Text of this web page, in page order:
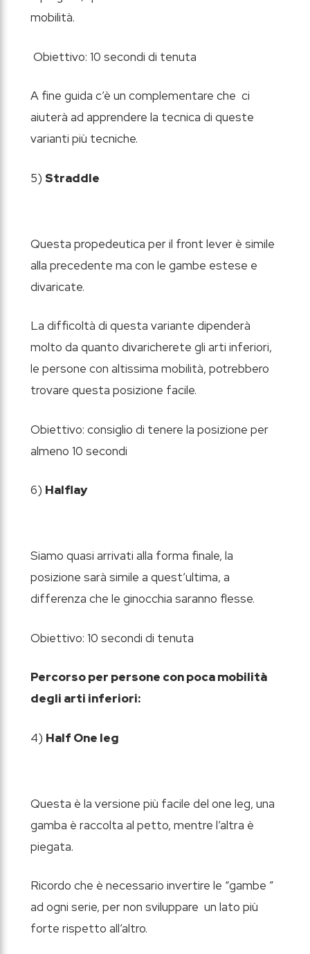
mobilità.
Obiettivo: 10 secondi di tenuta
A fine guida c’è un complementare che ci
aiuterà ad apprendere la tecnica di queste
varianti più tecniche.
5) Straddle
Questa propedeutica per il front lever è simile
alla precedente ma con le gambe estese e
divaricate.
La difficoltà di questa variante dipenderà
molto da quanto divaricherete gli arti inferiori,
le persone con altissima mobilità, potrebbero
trovare questa posizione facile.
Obiettivo: consiglio di tenere la posizione per
almeno 10 secondi
6) Halflay
Siamo quasi arrivati alla forma finale, la
posizione sarà simile a quest’ultima, a
differenza che le ginocchia saranno flesse.
Obiettivo: 10 secondi di tenuta
Percorso per persone con poca mobilità
degli arti inferiori:
4) Half One leg
Questa è la versione più facile del one leg, una
gamba è raccolta al petto, mentre l’altra è
piegata.
Ricordo che è necessario invertire le “gambe ”
ad ogni serie, per non sviluppare un lato più
forte rispetto all’altro.